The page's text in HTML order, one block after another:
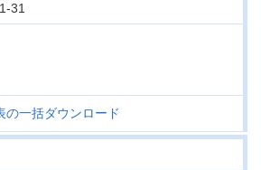
31
の一括ダウンロード